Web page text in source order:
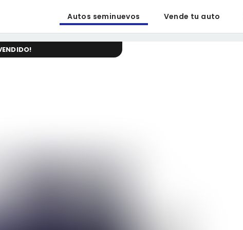
Autos seminuevos Vende tu auto
!